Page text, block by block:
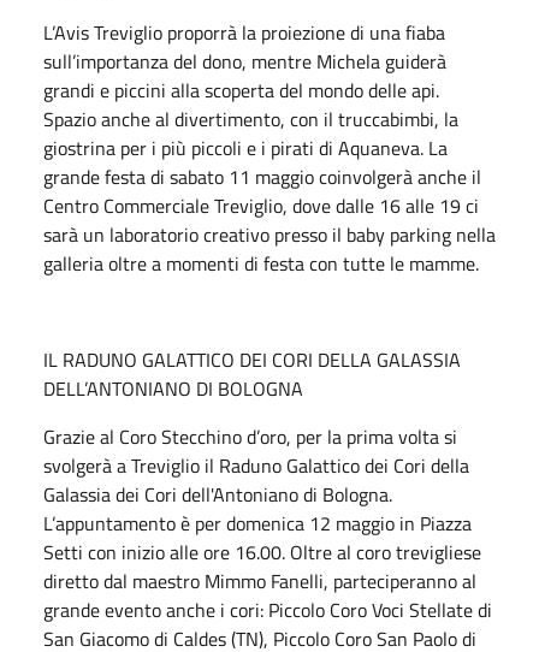
L’Avis Treviglio proporrà la proiezione di una fiaba
sull’importanza del dono, mentre Michela guiderà
grandi e piccini alla scoperta del mondo delle api.
Spazio anche al divertimento, con il truccabimbi, la
giostrina per i più piccoli e i pirati di Aquaneva. La
grande festa di sabato 11 maggio coinvolgerà anche il
Centro Commerciale Treviglio, dove dalle 16 alle 19 ci
sarà un laboratorio creativo presso il baby parking nella
galleria oltre a momenti di festa con tutte le mamme.
IL RADUNO GALATTICO DEI CORI DELLA GALASSIA
DELL’ANTONIANO DI BOLOGNA
Grazie al Coro Stecchino d’oro, per la prima volta si
svolgerà a Treviglio il Raduno Galattico dei Cori della
Galassia dei Cori dell'Antoniano di Bologna.
L’appuntamento è per domenica 12 maggio in Piazza
Setti con inizio alle ore 16.00. Oltre al coro trevigliese
diretto dal maestro Mimmo Fanelli, parteciperanno al
grande evento anche i cori: Piccolo Coro Voci Stellate di
San Giacomo di Caldes (TN), Piccolo Coro San Paolo di